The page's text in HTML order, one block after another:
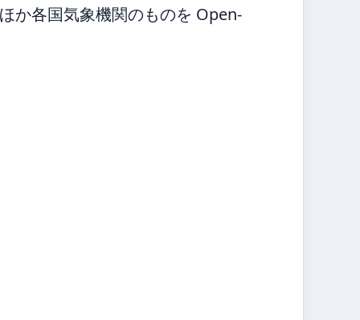
か各国気象機関のものを Open-